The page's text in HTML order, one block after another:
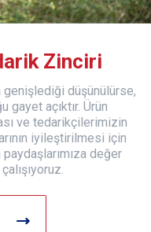
Zinciri
genişlediği düşünülürse,
gayet açıktır. Ürün
ve tedarikçilerimizin
iyileştirilmesi için
değer